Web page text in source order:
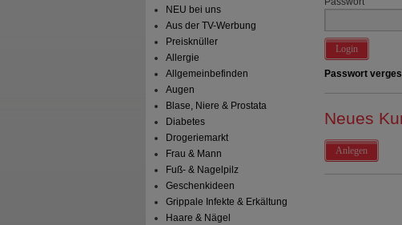
NEU bei uns
Aus der TV-Werbung
Preisknüller
Allergie
Allgemeinbefinden
Augen
Blase, Niere & Prostata
Diabetes
Drogeriemarkt
Frau & Mann
Fuß- & Nagelpilz
Geschenkideen
Grippale Infekte & Erkältung
Haare & Nägel
Login
Passwort
Neues
Anlegen